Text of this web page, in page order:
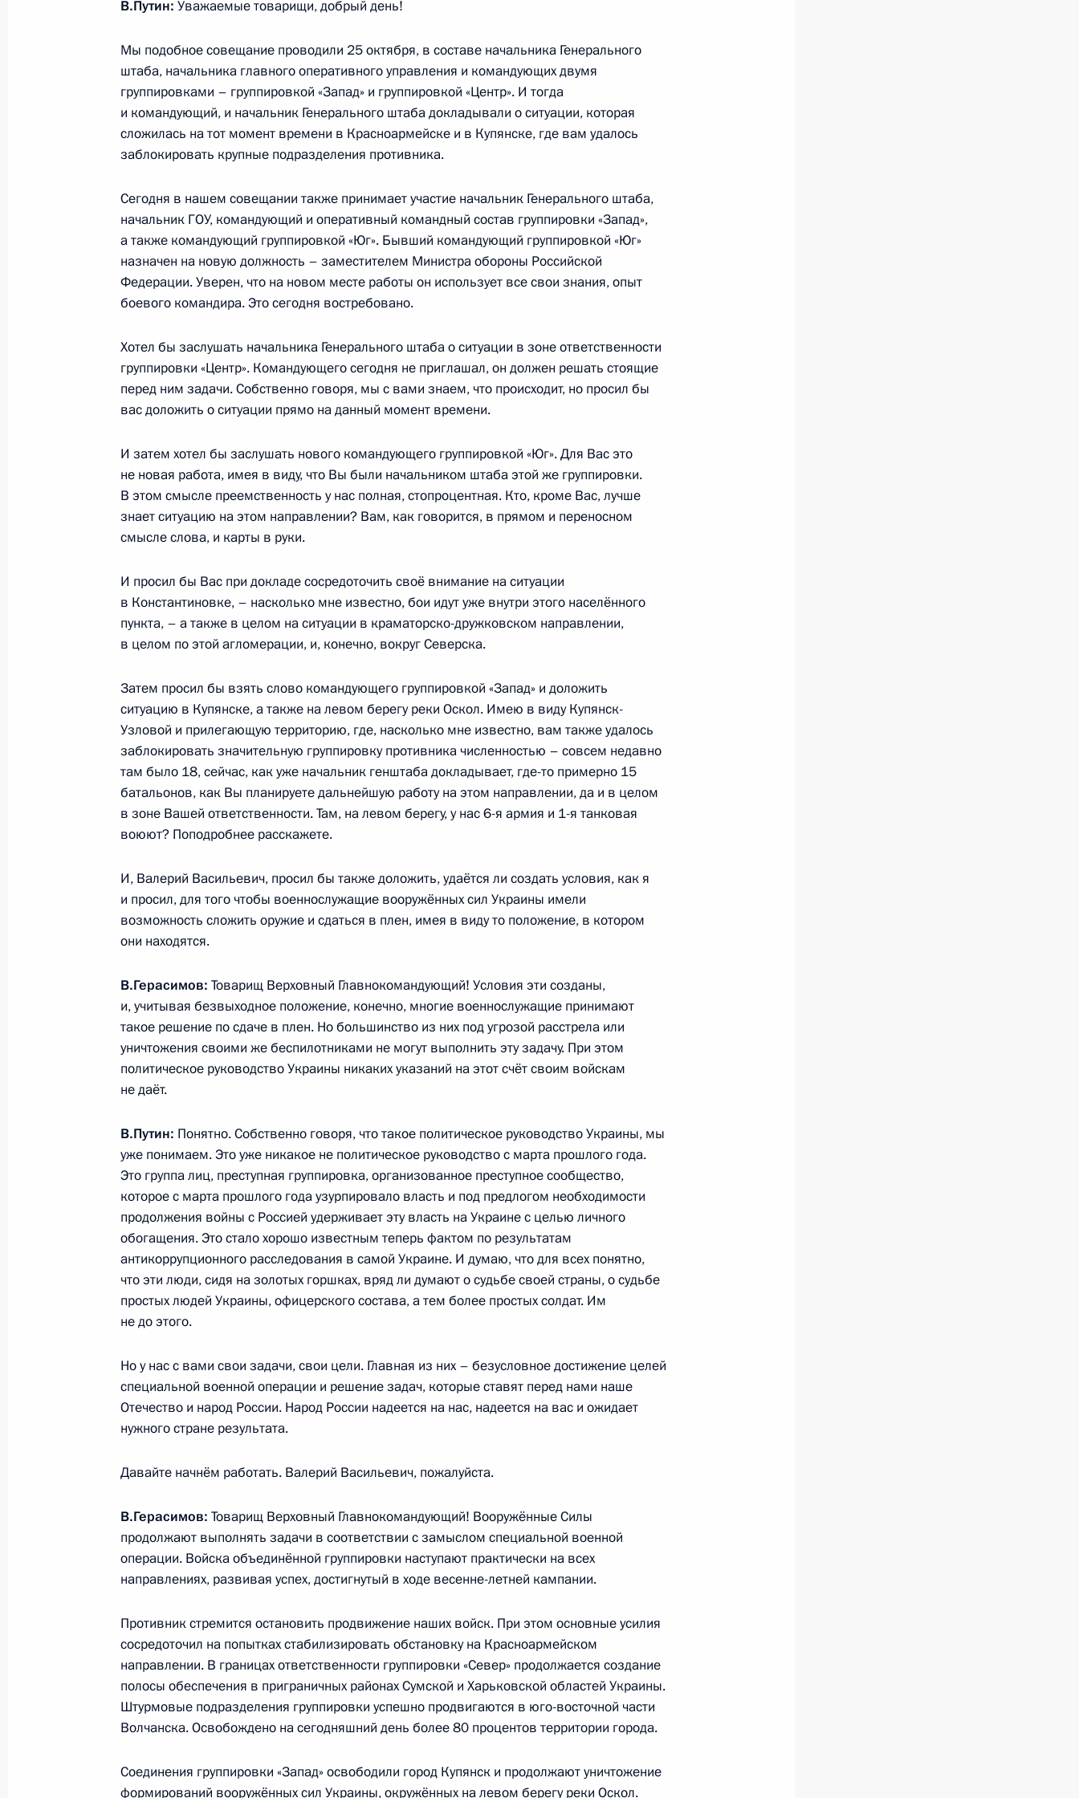
18 ноября 2025 года, вторник
Занданшатаром
18 ноября 2025 года, 22:15 Москва, Кремль
Встреча с Министром иностранных дел Индии Субраманиамом
18 ноября 2025 года, 18:20 Москва, Кремль
19 ноября Президент России примет участие в церемонии
установки в проектное положение корпуса реактора энергоблока
с Председателем Совета министров Того
18 ноября 2025 года, 18:00
Встреча с Премьером Государственного совета КНР Ли Цяном
18 ноября 2025 года, 16:20 Москва, Кремль
5
18 ноября 2025 года, 15:30 Москва, Кремль
Церемония закладки атомного ледокола «Сталинград»
18 ноября 2025 года, 15:00
17 ноября 2025 года, понедельник
Встреча с главой ФНПР Сергеем Черногаевым
17 ноября 2025 года, 13:55 Москва, Кремль
15 ноября 2025 года, суббота
Телефонный разговор с Премьер-министром Израиля
Биньямином Нетаньяху
Телефонный разговор с Президентом Белоруссии Александром
Лукашенко
15 ноября 2025 года, 20:20
14 ноября 2025 года, пятница
Совещание с постоянными членами Совета Безопасности
14 ноября 2025 года, 13:50 Москва, Кремль
1
13 ноября 2025 года, четверг
комиссии Госсовета по поддержке ветеранов боевых действий –
участников СВО и членов их семей Игорем Бабушкиным
13 ноября 2025 года, 14:05 Москва, Кремль
12 ноября 2025 года, среда
Гала-концерт мастеров искусств Казахстана в рамках проведения
Дней культуры Казахстана в России
12 ноября 2025 года, 20:30
Заявления для прессы по итогам российско-казахстанских
переговоров
12 ноября 2025 года, 17:00 Москва, Кремль
XXI Форум межрегионального сотрудничества России
и Казахстана
В.Путин: Уважаемые товарищи, добрый день!
Мы подобное совещание проводили 25 октября, в составе начальника Генерального
штаба, начальника главного оперативного управления и командующих двумя
группировками – группировкой «Запад» и группировкой «Центр». И тогда
и командующий, и начальник Генерального штаба докладывали о ситуации, которая
сложилась на тот момент времени в Красноармейске и в Купянске, где вам удалось
заблокировать крупные подразделения противника.
Сегодня в нашем совещании также принимает участие начальник Генерального штаба,
начальник ГОУ, командующий и оперативный командный состав группировки «Запад»,
а также командующий группировкой «Юг». Бывший командующий группировкой «Юг»
назначен на новую должность – заместителем Министра обороны Российской
Федерации. Уверен, что на новом месте работы он использует все свои знания, опыт
боевого командира. Это сегодня востребовано.
Хотел бы заслушать начальника Генерального штаба о ситуации в зоне ответственности
группировки «Центр». Командующего сегодня не приглашал, он должен решать стоящие
перед ним задачи. Собственно говоря, мы с вами знаем, что происходит, но просил бы
вас доложить о ситуации прямо на данный момент времени.
И затем хотел бы заслушать нового командующего группировкой «Юг». Для Вас это
не новая работа, имея в виду, что Вы были начальником штаба этой же группировки.
В этом смысле преемственность у нас полная, стопроцентная. Кто, кроме Вас, лучше
знает ситуацию на этом направлении? Вам, как говорится, в прямом и переносном
смысле слова, и карты в руки.
И просил бы Вас при докладе сосредоточить своё внимание на ситуации
в Константиновке, – насколько мне известно, бои идут уже внутри этого населённого
пункта, – а также в целом на ситуации в краматорско-дружковском направлении,
в целом по этой агломерации, и, конечно, вокруг Северска.
Затем просил бы взять слово командующего группировкой «Запад» и доложить
ситуацию в Купянске, а также на левом берегу реки Оскол. Имею в виду Купянск-
Узловой и прилегающую территорию, где, насколько мне известно, вам также удалось
заблокировать значительную группировку противника численностью – совсем недавно
там было 18, сейчас, как уже начальник генштаба докладывает, где-то примерно 15
батальонов, как Вы планируете дальнейшую работу на этом направлении, да и в целом
в зоне Вашей ответственности. Там, на левом берегу, у нас 6-я армия и 1-я танковая
воюют? Поподробнее расскажете.
И, Валерий Васильевич, просил бы также доложить, удаётся ли создать условия, как я
и просил, для того чтобы военнослужащие вооружённых сил Украины имели
возможность сложить оружие и сдаться в плен, имея в виду то положение, в котором
они находятся.
В.Герасимов: Товарищ Верховный Главнокомандующий! Условия эти созданы,
и, учитывая безвыходное положение, конечно, многие военнослужащие принимают
такое решение по сдаче в плен. Но большинство из них под угрозой расстрела или
уничтожения своими же беспилотниками не могут выполнить эту задачу. При этом
политическое руководство Украины никаких указаний на этот счёт своим войскам
не даёт.
В.Путин: Понятно. Собственно говоря, что такое политическое руководство Украины, мы
уже понимаем. Это уже никакое не политическое руководство с марта прошлого года.
Это группа лиц, преступная группировка, организованное преступное сообщество,
которое с марта прошлого года узурпировало власть и под предлогом необходимости
продолжения войны с Россией удерживает эту власть на Украине с целью личного
обогащения. Это стало хорошо известным теперь фактом по результатам
антикоррупционного расследования в самой Украине. И думаю, что для всех понятно,
что эти люди, сидя на золотых горшках, вряд ли думают о судьбе своей страны, о судьбе
простых людей Украины, офицерского состава, а тем более простых солдат. Им
не до этого.
Но у нас с вами свои задачи, свои цели. Главная из них – безусловное достижение целей
специальной военной операции и решение задач, которые ставят перед нами наше
Отечество и народ России. Народ России надеется на нас, надеется на вас и ожидает
нужного стране результата.
Давайте начнём работать. Валерий Васильевич, пожалуйста.
В.Герасимов: Товарищ Верховный Главнокомандующий! Вооружённые Силы
продолжают выполнять задачи в соответствии с замыслом специальной военной
операции. Войска объединённой группировки наступают практически на всех
направлениях, развивая успех, достигнутый в ходе весенне-летней кампании.
Противник стремится остановить продвижение наших войск. При этом основные усилия
сосредоточил на попытках стабилизировать обстановку на Красноармейском
направлении. В границах ответственности группировки «Север» продолжается создание
полосы обеспечения в приграничных районах Сумской и Харьковской областей Украины.
Штурмовые подразделения группировки успешно продвигаются в юго-восточной части
Волчанска. Освобождено на сегодняшний день более 80 процентов территории города.
Соединения группировки «Запад» освободили город Купянск и продолжают уничтожение
формирований вооружённых сил Украины, окружённых на левом берегу реки Оскол.